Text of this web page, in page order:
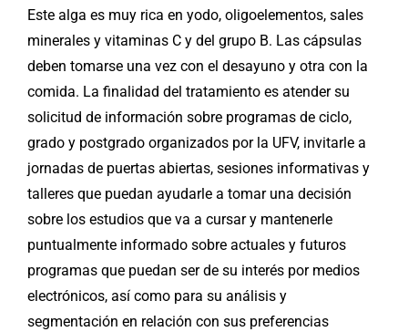
Este alga es muy rica en yodo, oligoelementos, sales
minerales y vitaminas C y del grupo B. Las cápsulas
deben tomarse una vez con el desayuno y otra con la
comida. La finalidad del tratamiento es atender su
solicitud de información sobre programas de ciclo,
grado y postgrado organizados por la UFV, invitarle a
jornadas de puertas abiertas, sesiones informativas y
talleres que puedan ayudarle a tomar una decisión
sobre los estudios que va a cursar y mantenerle
puntualmente informado sobre actuales y futuros
programas que puedan ser de su interés por medios
electrónicos, así como para su análisis y
segmentación en relación con sus preferencias